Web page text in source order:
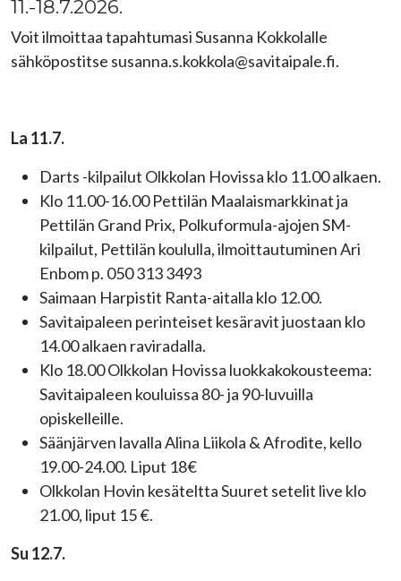
11.-18.7.2026.
Voit ilmoittaa tapahtumasi Susanna Kokkolalle
sähköpostitse susanna.s.kokkola@savitaipale.fi.
La 11.7.
Darts -kilpailut Olkkolan Hovissa klo 11.00 alkaen.
Klo 11.00-16.00 Pettilän Maalaismarkkinat ja
Pettilän Grand Prix, Polkuformula-ajojen SM-
kilpailut, Pettilän koululla, ilmoittautuminen Ari
Enbom p. 050 313 3493
Saimaan Harpistit Ranta-aitalla klo 12.00.
Savitaipaleen perinteiset kesäravit juostaan klo
14.00 alkaen raviradalla.
Klo 18.00 Olkkolan Hovissa luokkakokousteema:
Savitaipaleen kouluissa 80- ja 90-luvuilla
opiskelleille.
Säänjärven lavalla Alina Liikola & Afrodite, kello
19.00-24.00. Liput 18€
Olkkolan Hovin kesäteltta Suuret setelit live klo
21.00, liput 15 €.
Su 12.7.